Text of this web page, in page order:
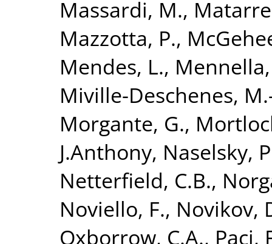
Massardi, M.,
Mazzotta, P.,
Mendes, L.,
Miville-Deschenes,
Morgante, G.,
J.Anthony, Naselsky,
Netterfield, C.B.,
Noviello, F., Novikov,
Oxborrow, C.A., Paci,